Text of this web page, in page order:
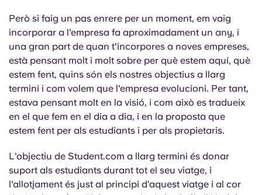
Però si faig un pas enrere per un moment, em vaig
incorporar a l'empresa fa aproximadament un any, i
una gran part de quan t'incorpores a noves empreses,
està pensant molt i molt sobre per què estem aquí, què
estem fent, quins són els nostres objectius a llarg
termini i com volem que l'empresa evolucioni. Per tant,
estava pensant molt en la visió, i com això es tradueix
en el que fem en el dia a dia, i en la proposta que
estem fent per als estudiants i per als propietaris.
L'objectiu de Student.com a llarg termini és donar
suport als estudiants durant tot el seu viatge, i
l'allotjament és just al principi d'aquest viatge i al cor